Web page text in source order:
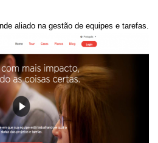
aliado na gestão de equipes e tarefas.